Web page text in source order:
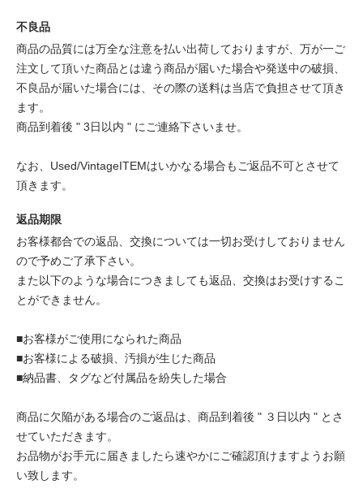
不良品
商品の品質には万全な注意を払い出荷しておりますが、万が一ご
注文して頂いた商品とは違う商品が届いた場合や発送中の破損、
不良品が届いた場合には、その際の送料は当店で負担させて頂き
ます。
商品到着後 " 3日以内 " にご連絡下さいませ。
なお、Used/VintageITEMはいかなる場合もご返品不可とさせて
頂きます。
返品期限
お客様都合での返品、交換については一切お受けしておりません
ので予めご了承下さい。
また以下のような場合につきましても返品、交換はお受けするこ
とができません。
■お客様がご使用になられた商品
■お客様による破損、汚損が生じた商品
■納品書、タグなど付属品を紛失した場合
商品に欠陥がある場合のご返品は、商品到着後 " ３日以内 " とさ
せていただきます。
お品物がお手元に届きましたら速やかにご確認頂けますようお願
い致します。